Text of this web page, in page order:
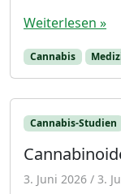
Weiterlesen »
Cannabis
Cannabis-Studien
3. Juni 2026 / 3.